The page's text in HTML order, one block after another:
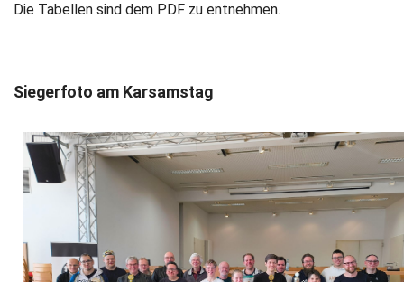
Die Tabellen sind dem PDF zu entnehmen.
Siegerfoto am Karsamstag